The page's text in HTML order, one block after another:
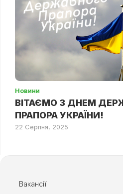
Новини
ВІТАЄМО З ДНЕМ
ПРАПОРА УКРАЇНИ!
22 Серпня, 2025
Вакансії